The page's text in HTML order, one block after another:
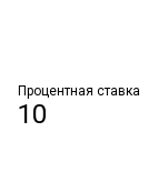
Процентная ставка
10